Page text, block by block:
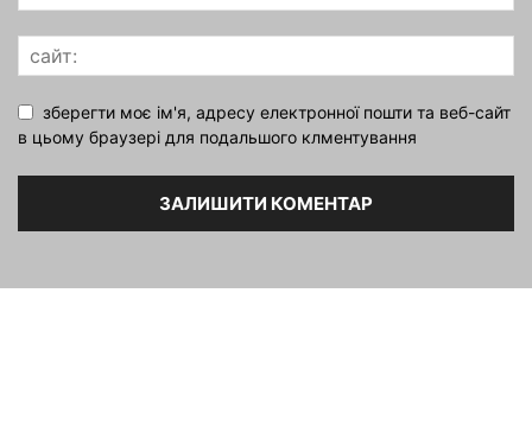
зберегти моє ім'я, адресу електронної пошти та веб-сайт
в цьому браузері для подальшого клментування